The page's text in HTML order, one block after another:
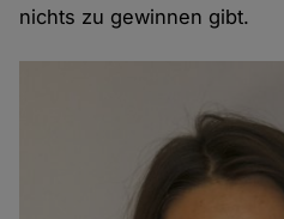
nichts zu gewinnen gibt.